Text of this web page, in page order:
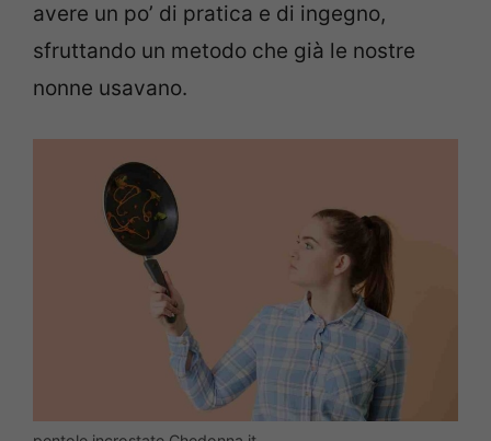
avere un po’ di pratica e di ingegno,
sfruttando un metodo che già le nostre
nonne usavano.